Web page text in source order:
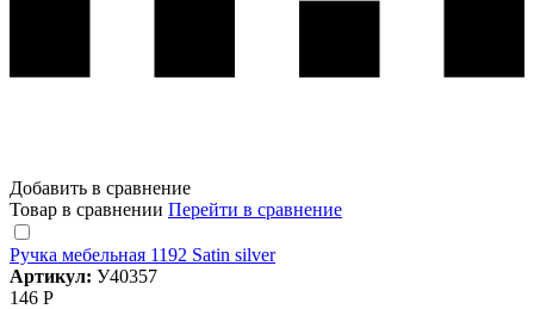
Добавить в сравнение
Товар в сравнении Перейти в сравнение
Ручка мебельная 1192 Satin silver
Артикул: У40357
146 Р